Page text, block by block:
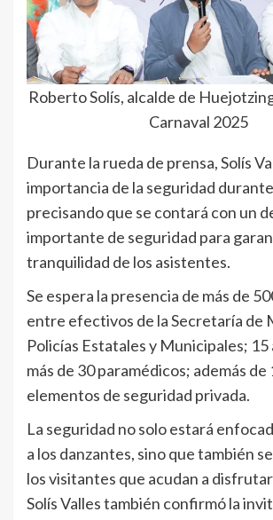
Roberto Solís, alcalde de
Carnaval 2025
Durante la rueda de prensa, Solís
importancia de la seguridad
precisando que se contará con un
importante de seguridad para
tranquilidad de los asistentes.
Se espera la presencia de más de
entre efectivos de la Secretaría de
Policías Estatales y Municipales; 15
más de 30 paramédicos; además de
elementos de seguridad privada.
La seguridad no solo estará
a los danzantes, sino que también
los visitantes que acudan a
Solís Valles también confirmó la